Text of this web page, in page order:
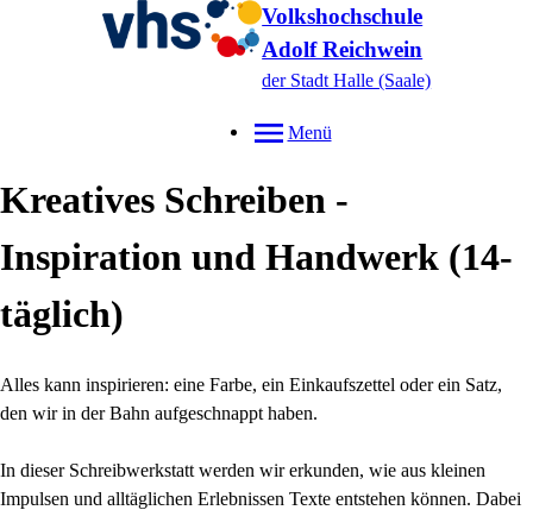
Volkshochschule
Adolf Reichwein
der Stadt Halle (Saale)
Menü
Kreatives Schreiben -
Inspiration und Handwerk (14-
täglich)
Alles kann inspirieren: eine Farbe, ein Einkaufszettel oder ein Satz,
den wir in der Bahn aufgeschnappt haben.
In dieser Schreibwerkstatt werden wir erkunden, wie aus kleinen
Impulsen und alltäglichen Erlebnissen Texte entstehen können. Dabei